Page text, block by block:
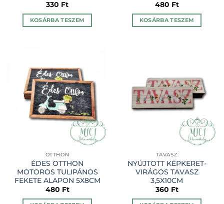
330 Ft
KOSÁRBA TESZEM
480 Ft
KOSÁRBA TESZEM
OTTHON
ÉDES OTTHON
MOTOROS TULIPÁNOS
FEKETE ALAPON 5X8CM
480 Ft
TAVASZ
NYÚJTOTT KÉPKERET-
VIRÁGOS TAVASZ
3,5X10CM
360 Ft